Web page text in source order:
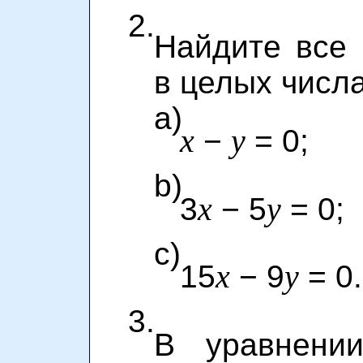
2.
Найдите все
в целых
a)
x − y = 0;
b)
3x − 5y = 0;
c)
15x − 9y = 0.
3.
В